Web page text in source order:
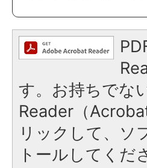
す。お持ちでな
Reader（
リックして、ソ
トールしてくだ